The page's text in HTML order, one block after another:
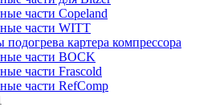
части Copeland
части WITT
картера компрессора
части BOCK
части Frascold
части RefComp